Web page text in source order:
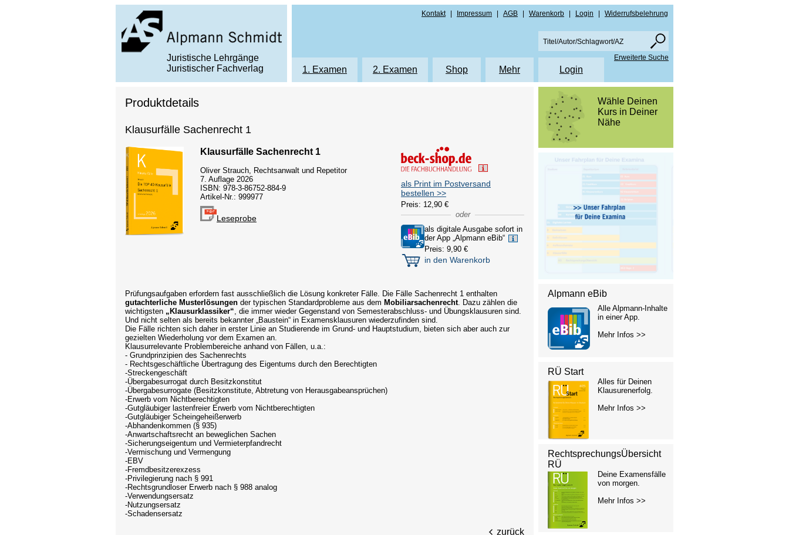
Juristische Lehrgänge
Juristischer Fachverlag
Kontakt Impressum AGB Warenkorb Login Widerrufsbelehrung
1. Examen
Klausurenkurs K1
Protokolle Mündliche Prüfung NRW
Protokolle Mündliche Prüfung Bayern
2. Examen
Klausurenkurs K2
Klausurenkurs "Die Bayerischen 9"
Protokolle Mündliche Prüfung NRW
Protokolle Mündliche Prüfung Bayern
Shop
Protokolle 1. Examen NRW
Protokolle 1. Examen Bayern
Protokolle 2. Examen NRW
Protokolle 2. Examen Bayern
Mehr
Hinweise PDF Downloads
Login
Erweiterte Suche
Produktdetails
Klausurfälle Sachenrecht 1
Klausurfälle Sachenrecht 1
Oliver Strauch, Rechtsanwalt und Repetitor
7. Auflage 2026
ISBN: 978-3-86752-884-9
Artikel-Nr.: 999977
Leseprobe
als Print im Postversand
bestellen >>
Preis: 12,90 €
oder
als digitale Ausgabe sofort in
der App „Alpmann eBib“
Preis: 9,90 €
in den Warenkorb
Prüfungsaufgaben erfordern fast ausschließlich die Lösung konkreter Fälle. Die Fälle Sachenrecht 1 enthalten
gutachterliche Musterlösungen der typischen Standardprobleme aus dem Mobiliarsachenrecht. Dazu zählen die
wichtigsten „Klausurklassiker“ , die immer wieder Gegenstand von Semesterabschluss- und Übungsklausuren sind.
Und nicht selten als bereits bekannter „Baustein“ in Examensklausuren wiederzufinden sind.
Die Fälle richten sich daher in erster Linie an Studierende im Grund- und Hauptstudium, bieten sich aber auch zur
gezielten Wiederholung vor dem Examen an.
Klausurrelevante Problembereiche anhand von Fällen, u.a.:
- Grundprinzipien des Sachenrechts
- Rechtsgeschäftliche Übertragung des Eigentums durch den Berechtigten
-Streckengeschäft
-Übergabesurrogat durch Besitzkonstitut
-Übergabesurrogate (Besitzkonstitute, Abtretung von Herausgabeansprüchen)
-Erwerb vom Nichtberechtigten
-Gutgläubiger lastenfreier Erwerb vom Nichtberechtigten
-Gutgläubiger Scheingeheißerwerb
-Abhandenkommen (§ 935)
-Anwartschaftsrecht an beweglichen Sachen
-Sicherungseigentum und Vermieterpfandrecht
-Vermischung und Vermengung
-EBV
-Fremdbesitzerexzess
-Privilegierung nach § 991
-Rechtsgrundloser Erwerb nach § 988 analog
-Verwendungsersatz
-Nutzungsersatz
-Schadensersatz
zurück
Wähle Deinen
Kurs in Deiner
Nähe
Alpmann eBib
Alle Alpmann-Inhalte
in einer App.
Mehr Infos >>
RÜ Start
Alles für Deinen
Klausurenerfolg.
Mehr Infos >>
RechtsprechungsÜbersicht
RÜ
Deine Examensfälle
von morgen.
Mehr Infos >>